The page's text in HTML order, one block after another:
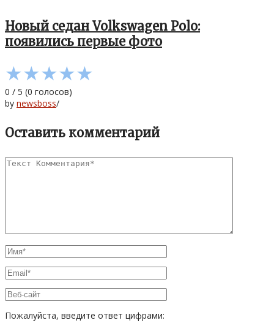
Новый седан Volkswagen Polo:
появились первые фото
★★★★★
0 / 5 (0 голосов)
by newsboss/
Оставить комментарий
Пожалуйста, введите ответ цифрами: